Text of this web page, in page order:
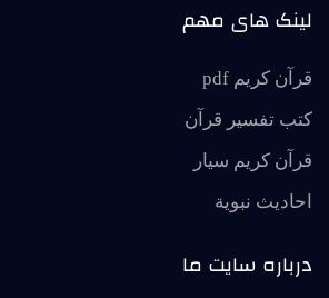
لینک های مهم
قرآن کریم pdf
کتب تفسیر قرآن
قرآن کریم سیار
احاديث نبوية
درباره سایت ما